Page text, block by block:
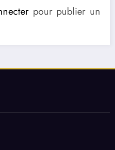
pour publier un